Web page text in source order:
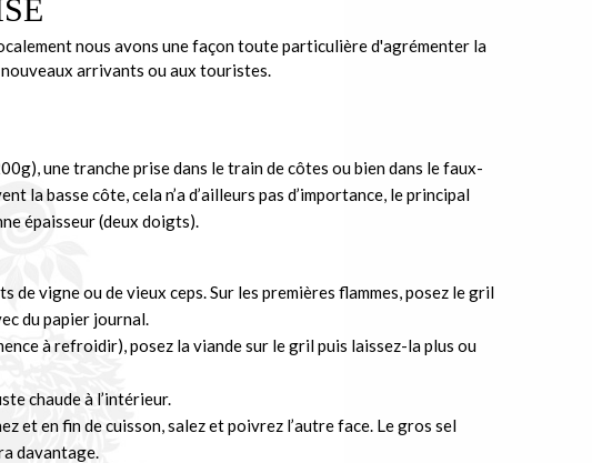
nous avons une façon toute particulière d'agrémenter la
arrivants ou aux touristes.
une tranche prise dans le train de côtes ou bien dans le faux-
la basse côte, cela n’a d’ailleurs pas d’importance, le principal
épaisseur (deux doigts).
de vigne ou de vieux ceps. Sur les premières flammes, posez le gril
du papier journal.
à refroidir), posez la viande sur le gril puis laissez-la plus ou
chaude à l’intérieur.
et en fin de cuisson, salez et poivrez l’autre face. Le gros sel
davantage.